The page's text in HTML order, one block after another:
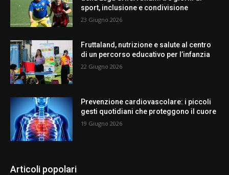
sport, inclusione e condivisione
23 Giugno 2026
Fruttaland, nutrizione e salute al centro
di un percorso educativo per l’infanzia
22 Giugno 2026
Prevenzione cardiovascolare: i piccoli
gesti quotidiani che proteggono il cuore
19 Giugno 2026
Articoli popolari